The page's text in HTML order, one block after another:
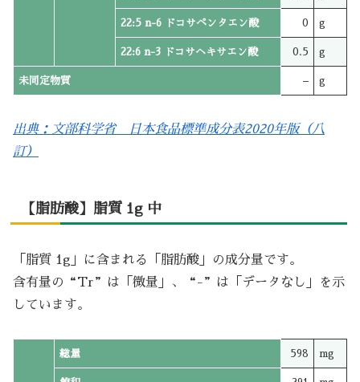
22:5 n-6 ドコサペンタエン酸 0 g
22:6 n-3 ドコサヘキサエン酸 0.5 g
未同定物質 – g
出典：文部科学省 日本食品標準成分表2020年版（八
訂）
【脂肪酸】脂質 1g 中
「脂質 1g」に含まれる「脂肪酸」の成分量です。
含有量の“Tr”は「微量」、“-”は「データなし」を示
しています。
総量 598 mg